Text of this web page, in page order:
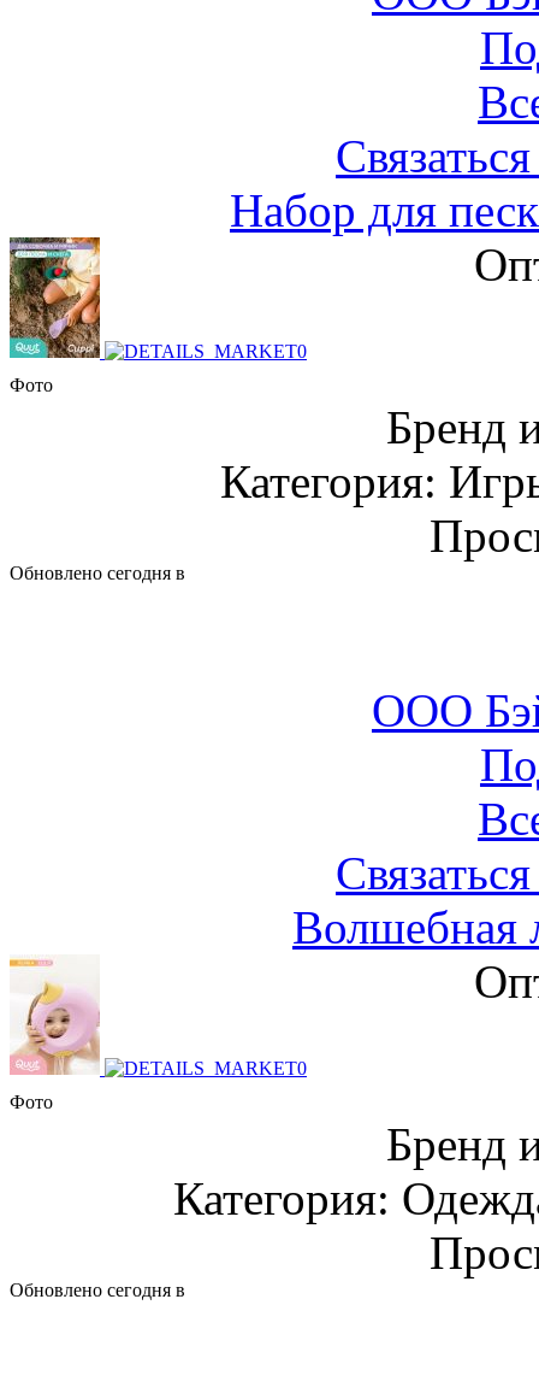
Набор для
Фото
Бренд
Категория:
Обновлено сегодня в
ООО
Волшебная
Фото
Бренд
Категория:
Обновлено сегодня в